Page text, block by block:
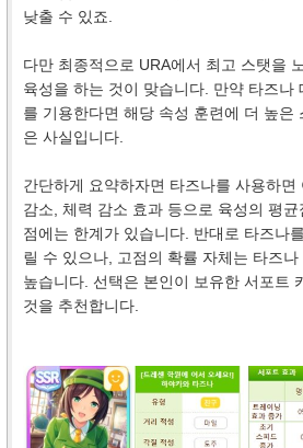
낮출 수 있죠.
다만 최종적으로 URA에서 최고 스탯을
육성을 하는 것이 맞습니다. 만약 타즈나
를 기용한다면 해당 속성 훈련에 더 높은
은 사실입니다.
간단하게 요약하자면 타즈나를 사용하면
감소, 체력 감소 효과 등으로 육성의 평
점에는 한계가 있습니다. 반대로 타즈나
릴 수 있으나, 고점의 확률 자체는 타즈
높습니다. 선택은 본인이 보유한 서포트
것을 추천합니다.